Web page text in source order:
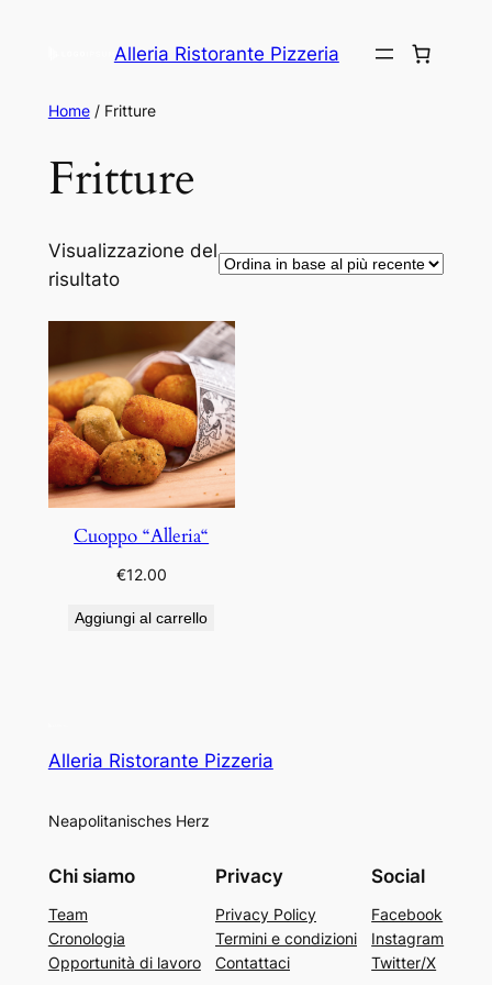
Alleria Ristorante Pizzeria
Home/ Fritture
Fritture
Visualizzazione del
risultato
Cuoppo “Alleria“
€12.00
Aggiungi al carrello
Alleria Ristorante Pizzeria
Neapolitanisches Herz
Chi siamo
Team
Cronologia
Opportunità di lavoro
Privacy
Privacy Policy
Termini e condizioni
Contattaci
Social
Facebook
Instagram
Twitter/X